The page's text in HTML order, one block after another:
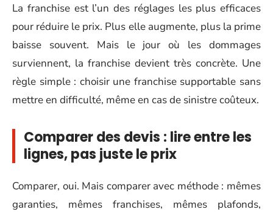
La franchise est l’un des réglages les plus efficaces
pour réduire le prix. Plus elle augmente, plus la prime
baisse souvent. Mais le jour où les dommages
surviennent, la franchise devient très concrète. Une
règle simple : choisir une franchise supportable sans
mettre en difficulté, même en cas de sinistre coûteux.
Comparer des devis : lire entre les
lignes, pas juste le prix
Comparer, oui. Mais comparer avec méthode : mêmes
garanties, mêmes franchises, mêmes plafonds,